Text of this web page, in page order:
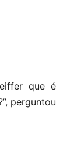
que é
perguntou